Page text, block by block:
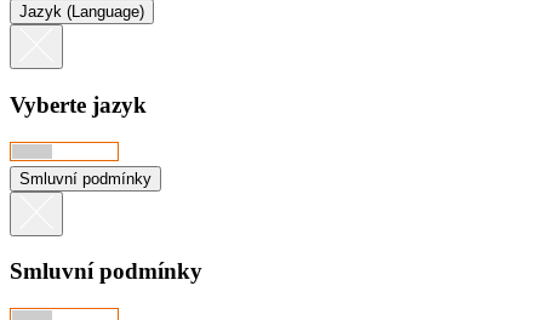
Jazyk (Language)
Vyberte jazyk
Smluvní podmínky
Smluvní podmínky